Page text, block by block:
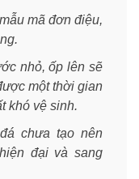
mã đơn điệu,
nhỏ, ốp lên sẽ
một thời gian
khó vệ sinh.
chưa tạo nên
đại và sang